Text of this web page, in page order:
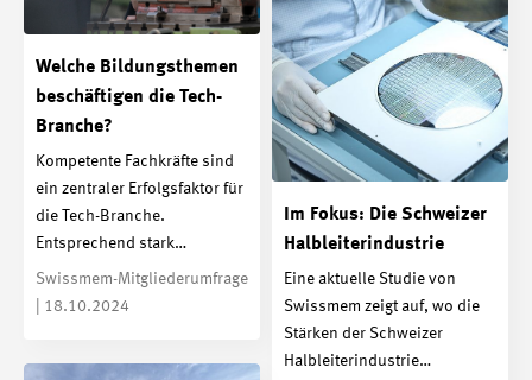
Welche Bildungsthemen
beschäftigen die Tech-
Branche?
Kompetente Fachkräfte sind
ein zentraler Erfolgsfaktor für
die Tech-Branche.
Entsprechend stark…
Swissmem-Mitgliederumfrage
| 18.10.2024
Im Fokus: Die Schweizer
Halbleiterindustrie
Eine aktuelle Studie von
Swissmem zeigt auf, wo die
Stärken der Schweizer
Halbleiterindustrie…